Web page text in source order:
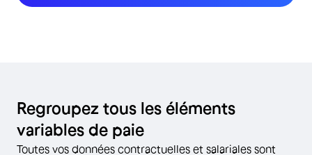
Regroupez tous les éléments
variables de paie
Toutes vos données contractuelles et salariales sont